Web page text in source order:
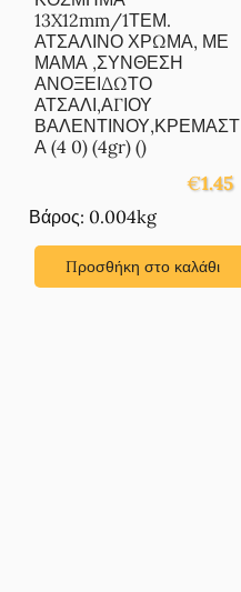
13X12mm/1ΤΕΜ.
ΑΤΣΑΛΙΝΟ ΧΡΩΜΑ, ΜΕ
ΜΑΜΑ ,ΣΥΝΘΕΣΗ
ΑΝΟΞΕΙΔΩΤΟ
ΑΤΣΑΛΙ,ΑΓΙΟΥ
ΒΑΛΕΝΤΙΝΟΥ,ΚΡΕΜΑΣΤ
Α (4 0) (4gr) ()
€1.45
Βάρος: 0.004kg
Προσθήκη στο καλάθι